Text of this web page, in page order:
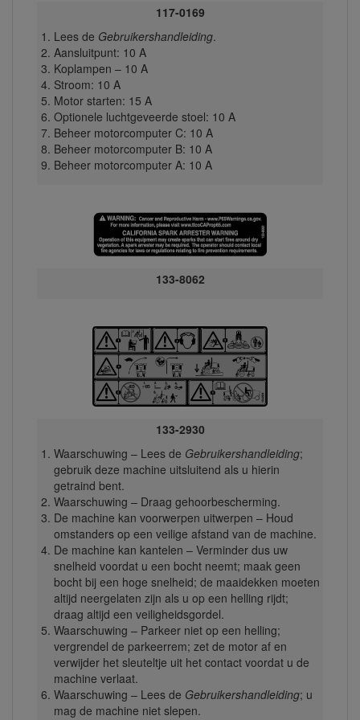
117-0169
Lees de Gebruikershandleiding.
Aansluitpunt: 10 A
Koplampen – 10 A
Stroom: 10 A
Motor starten: 15 A
Optionele luchtgeveerde stoel: 10 A
Beheer motorcomputer C: 10 A
Beheer motorcomputer B: 10 A
Beheer motorcomputer A: 10 A
133-8062
133-2930
Waarschuwing – Lees de Gebruikershandleiding;
gebruik deze machine uitsluitend als u hierin
getraind bent.
Waarschuwing – Draag gehoorbescherming.
De machine kan voorwerpen uitwerpen – Houd
omstanders op een veilige afstand van de machine.
De machine kan kantelen – Verminder dus uw
snelheid voordat u een bocht neemt; maak geen
bocht bij een hoge snelheid; de maaidekken moeten
altijd neergelaten zijn als u op een helling rijdt;
draag altijd een veiligheidsgordel.
Waarschuwing – Parkeer niet op een helling;
vergrendel de parkeerrem; zet de motor af en
verwijder het sleuteltje uit het contact voordat u de
machine verlaat.
Waarschuwing – Lees de Gebruikershandleiding; u
mag de machine niet slepen.